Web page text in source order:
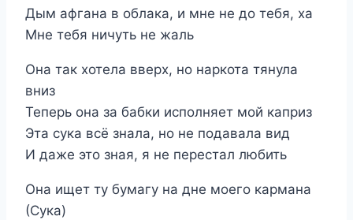
Дым афгана в облака, и мне не до тебя, ха
Мне тебя ничуть не жаль
Она так хотела вверх, но наркота тянула
вниз
Теперь она за бабки исполняет мой каприз
Эта сука всё знала, но не подавала вид
И даже это зная, я не перестал любить
Она ищет ту бумагу на дне моего кармана
(Сука)